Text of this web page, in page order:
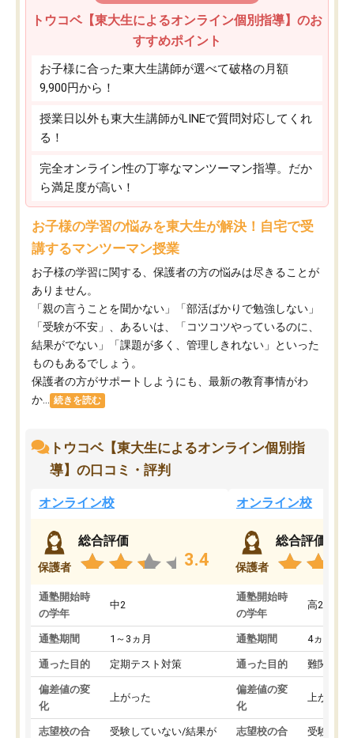
トウコベ【東大生によるオンライン個別指導】のお
すすめポイント
お子様に合った東大生講師が選べて破格の月額
9,900円から！
授業日以外も東大生講師がLINEで質問対応してくれ
る！
完全オンライン性の丁寧なマンツーマン指導。だか
ら満足度が高い！
お子様の学習の悩みを東大生が解決！自宅で受
講するマンツーマン授業
お子様の学習に関する、保護者の方の悩みは尽きることが
ありません。
「親の言うことを聞かない」「部活ばかりで勉強しない」
「受験が不安」、あるいは、「コツコツやっているのに、
結果がでない」「課題が多く、管理しきれない」といった
ものもあるでしょう。
保護者の方がサポートしようにも、最新の教育事情がわ
か...
続きを読む
トウコベ【東大生によるオンライン個別指
導】の口コミ・評判
オンライン校
保護者
総合評価
3.4
通塾開始時
の学年
中2
通塾期間 1～3ヵ月
通った目的 定期テスト対策
偏差値の変
化
上がった
志望校の合
受験していない/結果が
オンライン校
保護者
総合評価
通塾開始時
の学年
高2
通塾期間 4ヵ月～1
通った目的 難関私立
偏差値の変
化
上がった
志望校の合
受験して